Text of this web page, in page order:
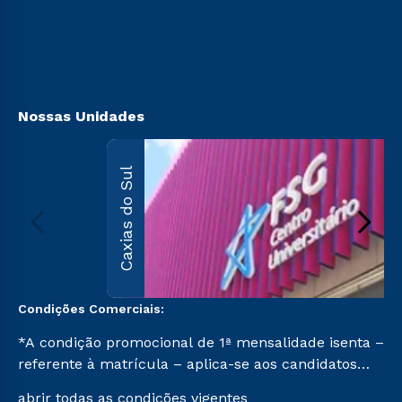
Nossas Unidades
Caxias do Sul
Condições Comerciais:
*A condição promocional de 1ª mensalidade isenta –
referente à matrícula – aplica-se aos candidatos
abrir todas as condições vigentes